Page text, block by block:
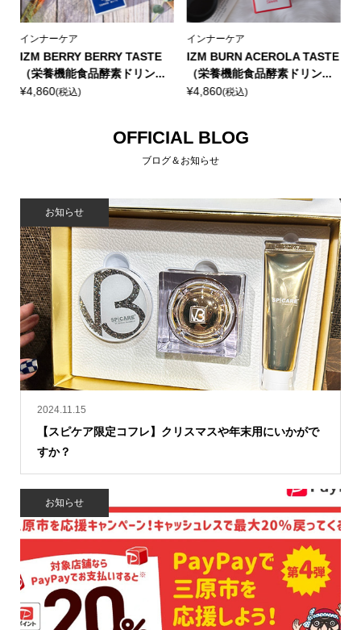
インナーケア
IZM BERRY BERRY TASTE
（栄養機能食品酵素ドリン...
¥4,860(税込)
インナーケア
IZM BURN ACEROLA TASTE
（栄養機能食品酵素ドリン...
¥4,860(税込)
OFFICIAL BLOG
ブログ＆お知らせ
2024.11.15
【スピケア限定コフレ】クリスマスや年末用にいかがで
すか？
お知らせ
お知らせ